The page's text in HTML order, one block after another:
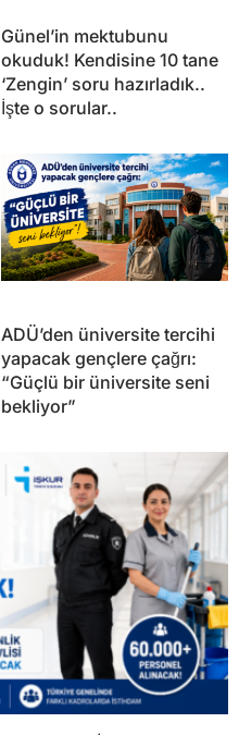
Günel’in mektubunu
okuduk! Kendisine 10 tane
‘Zengin’ soru hazırladık..
İşte o sorular..
ADÜ’den üniversite tercihi
yapacak gençlere çağrı:
“Güçlü bir üniversite seni
bekliyor”